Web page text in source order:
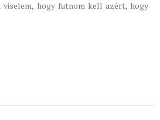
viselem, hogy futnom kell azért, hogy